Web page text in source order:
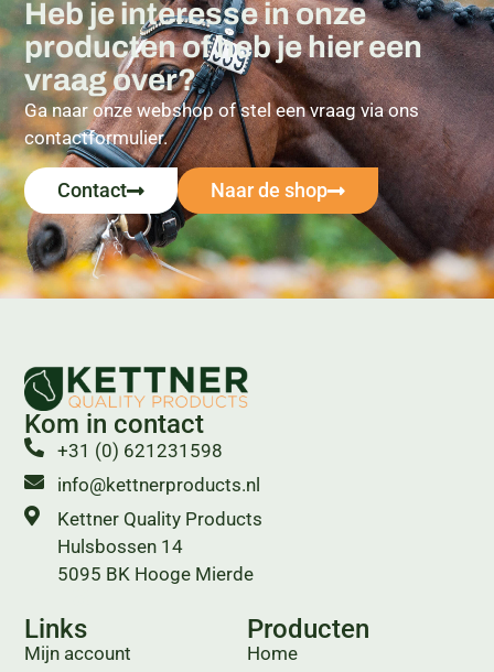
Heb je interesse in onze
producten of heb je hier een
vraag over?
Ga naar onze webshop of stel een vraag via ons
contactformulier.
Contact Naar de shop
Producten
Home
Links
Mijn account
Kom in contact
+31 (0) 621231598
info@kettnerproducts.nl
Kettner Quality Products
Hulsbossen 14
5095 BK Hooge Mierde